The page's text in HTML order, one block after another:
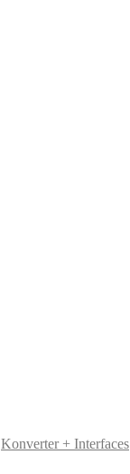
Konverter + Interfaces